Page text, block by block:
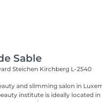
Sable
Steichen Kirchberg L-2540
and slimming salon in
institute is ideally located